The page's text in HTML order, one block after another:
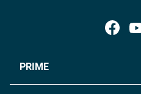
PRIME